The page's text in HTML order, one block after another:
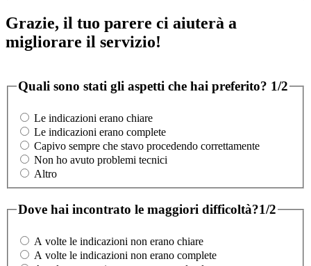
Grazie, il tuo parere ci aiuterà a
migliorare il servizio!
Quali sono stati gli aspetti che hai preferito? 1/2
Le indicazioni erano chiare
Le indicazioni erano complete
Capivo sempre che stavo procedendo correttamente
Non ho avuto problemi tecnici
Altro
Dove hai incontrato le maggiori difficoltà?1/2
A volte le indicazioni non erano chiare
A volte le indicazioni non erano complete